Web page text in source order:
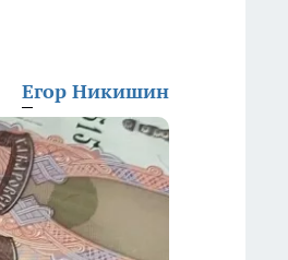
Егор Никишин